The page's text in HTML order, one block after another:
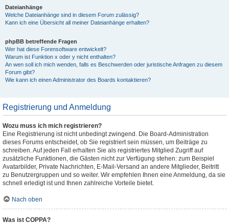
Dateianhänge
Welche Dateianhänge sind in diesem Forum zulässig?
Kann ich eine Übersicht all meiner Dateianhänge erhalten?
phpBB betreffende Fragen
Wer hat diese Forensoftware entwickelt?
Warum ist Funktion x oder y nicht enthalten?
An wen soll ich mich wenden, falls es Beschwerden oder juristische Anfragen zu diesem
Forum gibt?
Wie kann ich einen Administrator des Boards kontaktieren?
Registrierung und Anmeldung
Wozu muss ich mich registrieren?
Eine Registrierung ist nicht unbedingt zwingend. Die Board-Administration
dieses Forums entscheidet, ob Sie registriert sein müssen, um Beiträge zu
schreiben. Auf jeden Fall erhalten Sie als registriertes Mitglied Zugriff auf
zusätzliche Funktionen, die Gästen nicht zur Verfügung stehen: zum Beispiel
Avatarbilder, Private Nachrichten, E-Mail-Versand an andere Mitglieder, Beitritt
zu Benutzergruppen und so weiter. Wir empfehlen Ihnen eine Anmeldung, da sie
schnell erledigt ist und Ihnen zahlreiche Vorteile bietet.
Nach oben
Was ist COPPA?